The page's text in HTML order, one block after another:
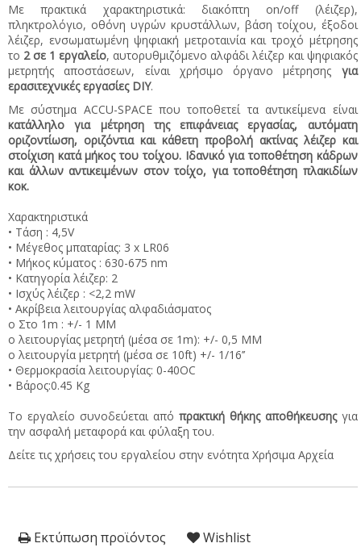
Με πρακτικά χαρακτηριστικά: διακόπτη on/off (λέιζερ),
πληκτρολόγιο, οθόνη υγρών κρυστάλλων, βάση τοίχου, έξοδοι
λέιζερ, ενσωματωμένη ψηφιακή μετροταινία και τροχό μέτρησης
το 2 σε 1 εργαλείο, αυτορυθμιζόμενο αλφάδι λέιζερ και ψηφιακός
μετρητής αποστάσεων, είναι χρήσιμο όργανο μέτρησης για
ερασιτεχνικές εργασίες DIY.
Με σύστημα ACCU-SPACE που τοποθετεί τα αντικείμενα είναι
κατάλληλο για μέτρηση της επιφάνειας εργασίας, αυτόματη
οριζοντίωση, οριζόντια και κάθετη προβολή ακτίνας λέιζερ και
στοίχιση κατά μήκος του τοίχου. Ιδανικό για τοποθέτηση κάδρων
και άλλων αντικειμένων στον τοίχο, για τοποθέτηση πλακιδίων
κοκ.
Χαρακτηριστικά
• Τάση : 4,5V
• Μέγεθος μπαταρίας: 3 x LR06
• Μήκος κύματος : 630-675 nm
• Κατηγορία λέιζερ: 2
• Ισχύς λέιζερ : <2,2 mW
• Ακρίβεια λειτουργίας αλφαδιάσματος
o Στο 1m : +/- 1 MM
o λειτουργίας μετρητή (μέσα σε 1m): +/- 0,5 MM
o λειτουργία μετρητή (μέσα σε 10ft) +/- 1/16’’
• Θερμοκρασία λειτουργίας: 0-40OC
• Βάρος:0.45 Kg
Το εργαλείο συνοδεύεται από πρακτική θήκης αποθήκευσης για
την ασφαλή μεταφορά και φύλαξη του.
Δείτε τις χρήσεις του εργαλείου στην ενότητα Χρήσιμα Αρχεία
Εκτύπωση προϊόντος
Wishlist